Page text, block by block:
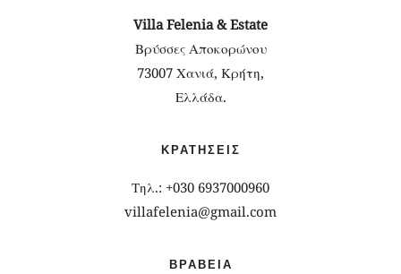
Villa Felenia & Estate
Βρύσσες Αποκορώνου
73007 Χανιά, Κρήτη,
Ελλάδα.
ΚΡΑΤΉΣΕΙΣ
Τηλ.: +030 6937000960
villafelenia@gmail.com
ΒΡΑΒΕΊΑ